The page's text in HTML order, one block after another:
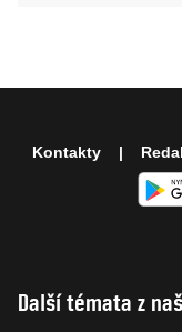
Další témata z
Kontakty